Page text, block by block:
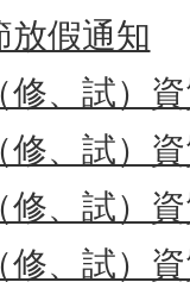
放假通知
修、試）
修、試）
修、試）
修、試）